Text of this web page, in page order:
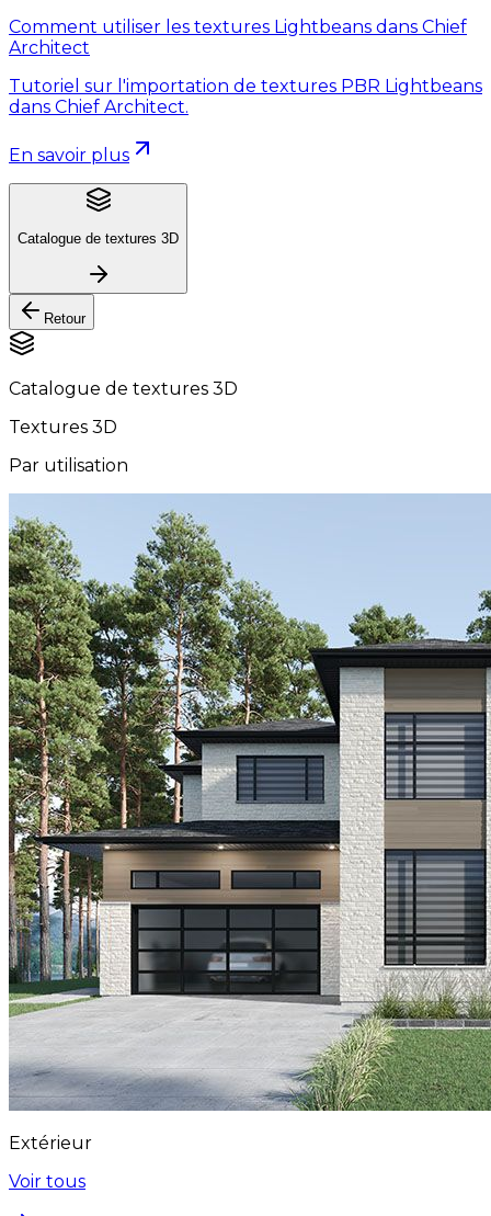
Comment utiliser les textures Lightbeans dans Chief
Architect
Tutoriel sur l'importation de textures PBR Lightbeans
dans Chief Architect.
En savoir plus
Catalogue de textures 3D
Retour
Catalogue de textures 3D
Textures 3D
Par utilisation
Extérieur
Voir tous